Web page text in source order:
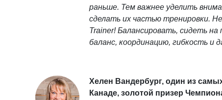
раньше. Тем важнее уделить
сделать их частью тренировки.
Trainer! Балансировать, сидеть
баланс, координацию, гибкость и
Хелен Вандербург, один из
Канаде, золотой призер